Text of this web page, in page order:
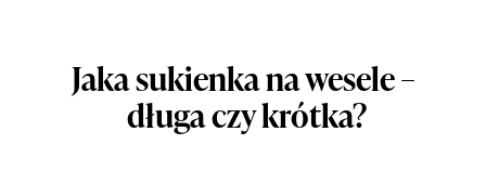
Jaka sukienka na wesele –
długa czy krótka?